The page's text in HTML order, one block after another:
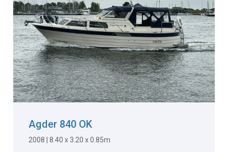
Agder 840 OK
2008 | 8.40 x 3.20 x 0.85m